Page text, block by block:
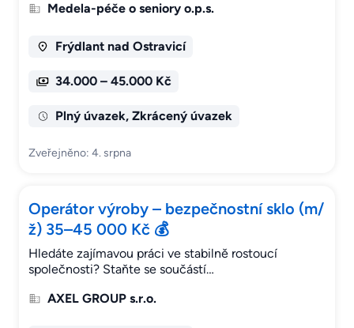
Medela-péče o seniory o.p.s.
Frýdlant nad Ostravicí
34.000 – 45.000 Kč
Plný úvazek, Zkrácený úvazek
Zveřejněno: 4. srpna
Operátor výroby – bezpečnostní sklo (m/
ž) 35–45 000 Kč 💰
Hledáte zajímavou práci ve stabilně rostoucí
společnosti? Staňte se součástí…
AXEL GROUP s.r.o.